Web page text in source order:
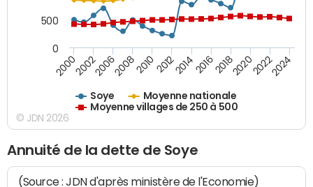
Soye
Moyenne nationale
Moyenne villages de 250 à 500
200020022006200820102012201420162018202020222024
0
500
© JDN 2026
Annuité de la dette de Soye
(Source : JDN d'après ministère de l'Economie)